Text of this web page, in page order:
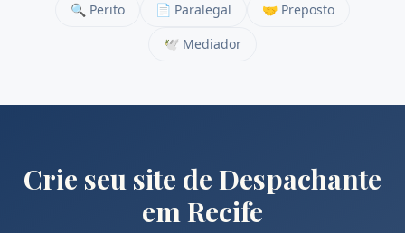
🔍 Perito 📄 Paralegal 🤝 Preposto
🕊️ Mediador
Crie seu site de Despachante
emRecife